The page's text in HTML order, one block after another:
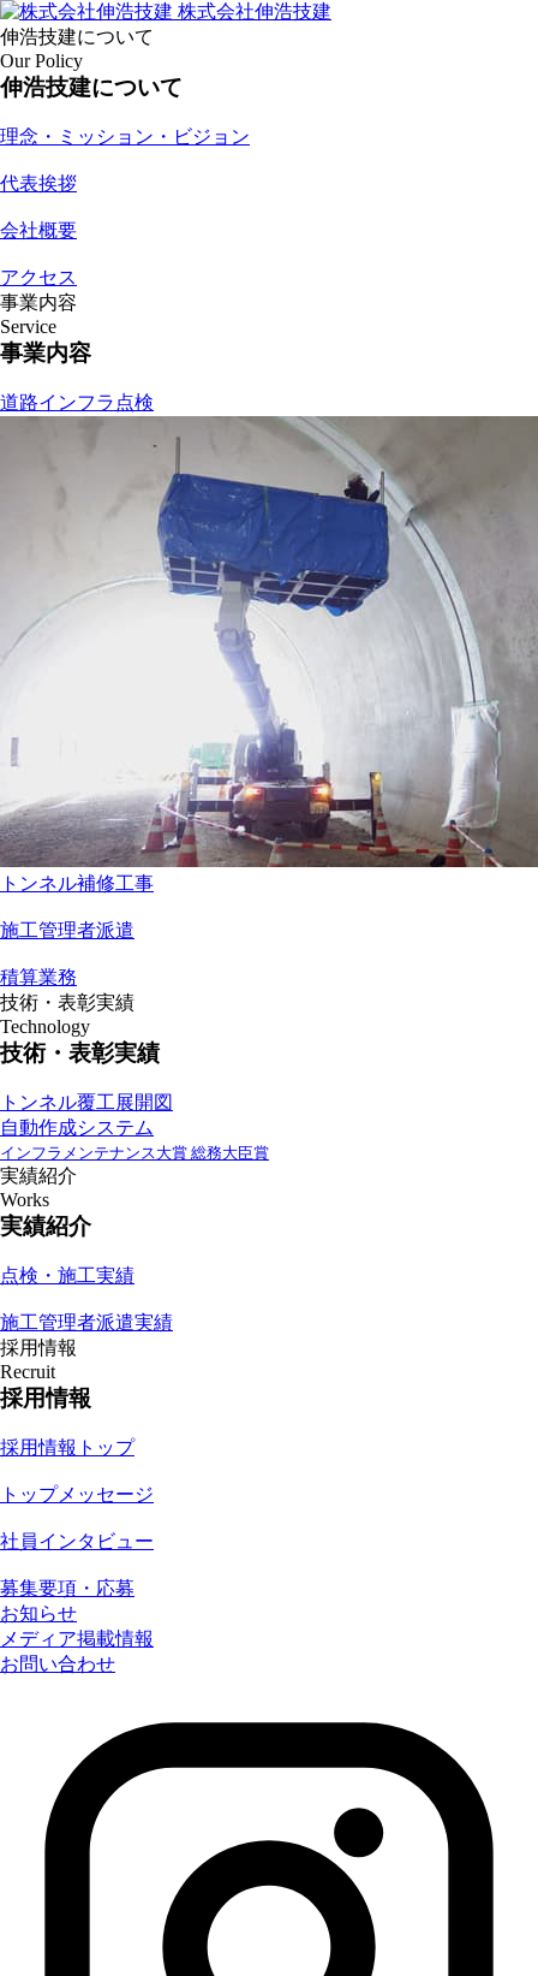
株式会社伸浩技建
伸浩技建について
Our Policy
伸浩技建について
理念・ミッション・ビジョン
代表挨拶
会社概要
アクセス
事業内容
Service
事業内容
道路インフラ点検
トンネル補修工事
施工管理者派遣
積算業務
技術・表彰実績
Technology
技術・表彰実績
トンネル覆工展開図
自動作成システム
インフラメンテナンス大賞 総務大臣賞
実績紹介
Works
実績紹介
点検・施工実績
施工管理者派遣実績
採用情報
Recruit
採用情報
採用情報トップ
トップメッセージ
社員インタビュー
募集要項・応募
お知らせ
メディア掲載情報
お問い合わせ